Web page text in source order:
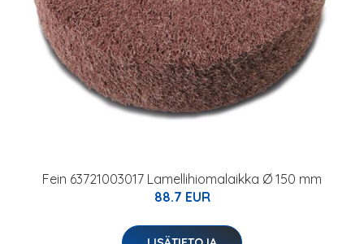
Fein 63721003017 Lamellihiomalaikka Ø 150 mm
88.7 EUR